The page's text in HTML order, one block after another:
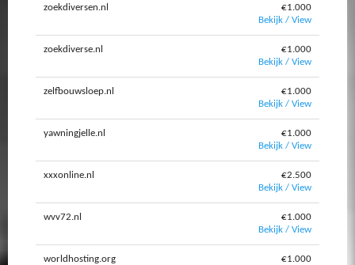
zoekdiversen.nl
€1.000
Bekijk / View
zoekdiverse.nl
€1.000
Bekijk / View
zelfbouwsloep.nl
€1.000
Bekijk / View
yawningjelle.nl
€1.000
Bekijk / View
xxxonline.nl
€2.500
Bekijk / View
wvv72.nl
€1.000
Bekijk / View
worldhosting.org
€1.000